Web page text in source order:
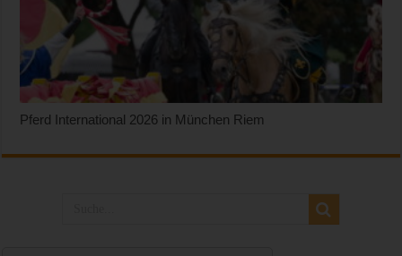
Pferd International 2026 in München Riem